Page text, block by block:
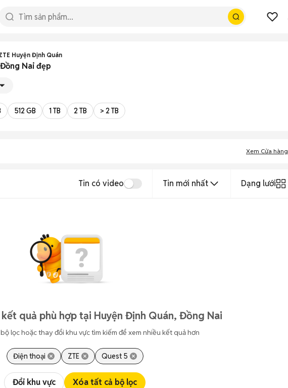
Huyện Định Quán
Nai đẹp
512 GB 1 TB 2 TB > 2 TB
Xem Cửa hàng
Tin có video Tin mới nhất Dạng lưới
quả phù hợp tại Huyện Định Quán, Đồng Nai
lọc hoặc thay đổi khu vực tìm kiếm để xem nhiều kết quả hơn
Điện thoại ZTE Quest 5
Đổi khu vực Xóa tất cả bộ lọc